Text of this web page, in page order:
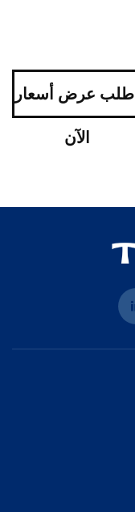
اطلب عرض أسعار
الآن